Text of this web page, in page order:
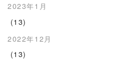
2023年1月
(13)
2022年12月
(13)